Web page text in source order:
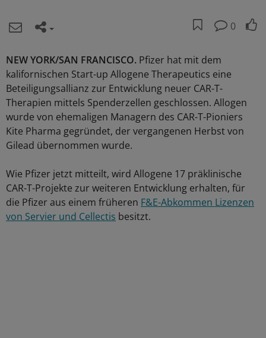
0
NEW YORK/SAN FRANCISCO. Pfizer hat mit dem
kalifornischen Start-up Allogene Therapeutics eine
Beteiligungsallianz zur Entwicklung neuer CAR-T-
Therapien mittels Spenderzellen geschlossen. Allogen
wurde von ehemaligen Managern des CAR-T-Pioniers
Kite Pharma gegründet, der vergangenen Herbst von
Gilead übernommen wurde.
Wie Pfizer jetzt mitteilt, wird Allogene 17 präklinische
CAR-T-Projekte zur weiteren Entwicklung erhalten, für
die Pfizer aus einem früheren F&E-Abkommen Lizenzen
von Servier und Cellectis besitzt.